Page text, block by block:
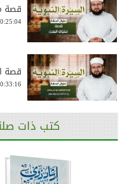
قصة
قصة
كتب ذات